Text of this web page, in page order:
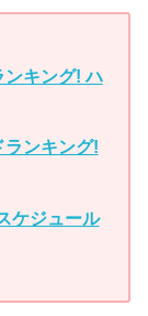
ンキング! ハ
ランキング!
ケジュール